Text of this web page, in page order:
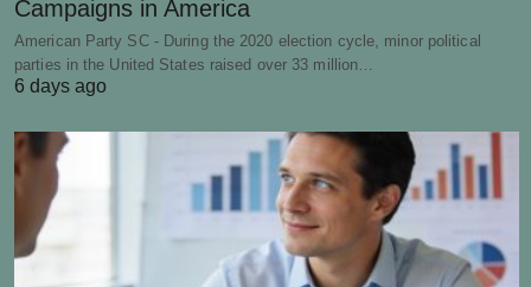
Campaigns in America
American Party SC - During the 2020 election cycle, minor political
parties in the United States raised over 33 million…
6 days ago